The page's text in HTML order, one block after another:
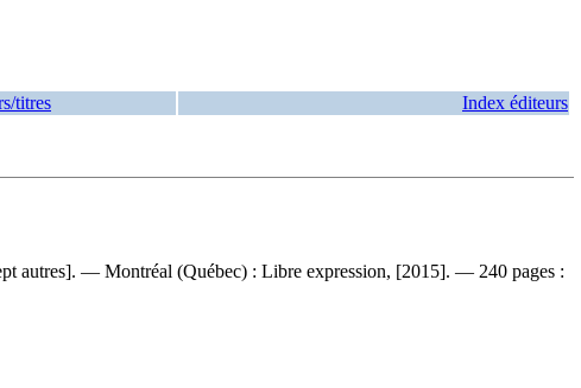
titres Index éditeurs
autres]. — Montréal (Québec) : Libre expression, [2015]. — 240 pages :